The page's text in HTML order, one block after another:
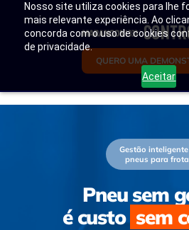
Nosso site utiliza cookies para lhe
mais relevante experiência. Ao
concorda com o uso de cookies
de privacidade.
Aceitar
QUERO UMA
Gestão
pneus para
Pneu sem
é custo sem